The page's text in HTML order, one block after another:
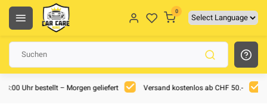
0
Uhr bestellt – Morgen geliefert Versand kostenlos ab CHF 50.-